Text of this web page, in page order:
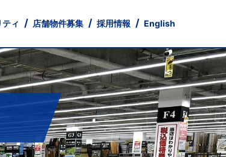
IRカレンダー IRポリシー
IRよくあるご質問
宣言 コーポレート・ガバナンス
ィ 店舗物件募集 採用情報
Monthly Trend Stock Information
English